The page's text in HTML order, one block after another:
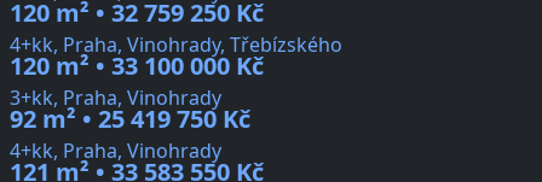
120 m² • 32 759 250 Kč
4+kk, Praha, Vinohrady, Třebízského
120 m² • 33 100 000 Kč
3+kk, Praha, Vinohrady
92 m² • 25 419 750 Kč
4+kk, Praha, Vinohrady
121 m² • 33 583 550 Kč